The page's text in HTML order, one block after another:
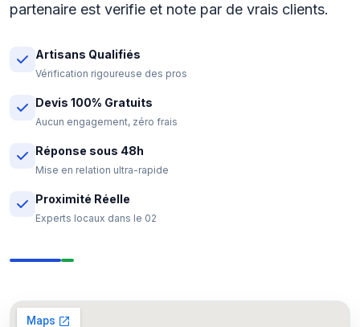
partenaire est verifie et note par de vrais clients.
Artisans Qualifiés
Vérification rigoureuse des pros
Devis 100% Gratuits
Aucun engagement, zéro frais
Réponse sous 48h
Mise en relation ultra-rapide
Proximité Réelle
Experts locaux dans le 02